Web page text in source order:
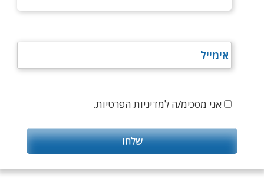
אני מסכימ/ה למדיניות הפרטיות.